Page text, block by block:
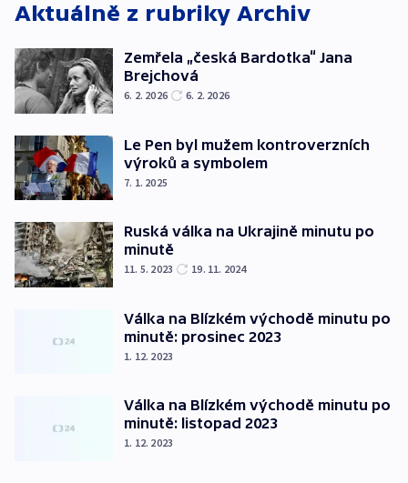
Aktuálně z rubriky Archiv
Zemřela „česká Bardotka“ Jana
Brejchová
6. 2. 2026 6. 2. 2026
Le Pen byl mužem kontroverzních
výroků a symbolem
7. 1. 2025
Ruská válka na Ukrajině minutu po
minutě
11. 5. 2023 19. 11. 2024
Válka na Blízkém východě minutu po
minutě: prosinec 2023
1. 12. 2023
Válka na Blízkém východě minutu po
minutě: listopad 2023
1. 12. 2023